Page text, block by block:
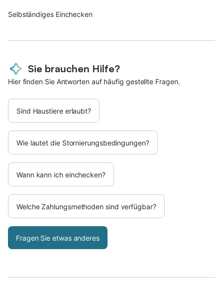
Selbständiges Einchecken
Sie brauchen Hilfe?
Hier finden Sie Antworten auf häufig gestellte Fragen.
Sind Haustiere erlaubt?
Wie lautet die Stornierungsbedingungen?
Wann kann ich einchecken?
Welche Zahlungsmethoden sind verfügbar?
Fragen Sie etwas anderes